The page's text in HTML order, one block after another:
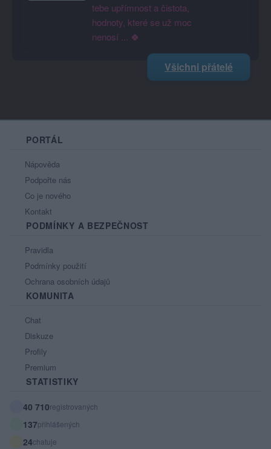
tebe upřímnost a čistota,
hodnoty, které se už moc
nenosí ... 🍀
Všichni přátelé
PORTÁL
Nápověda
Podpořte nás
Co je nového
Kontakt
PODMÍNKY A BEZPEČNOST
Pravidla
Podmínky použití
Ochrana osobních údajů
KOMUNITA
Chat
Diskuze
Profily
Premium
STATISTIKY
40 710registrovaných
137přihlášených
24chatuje